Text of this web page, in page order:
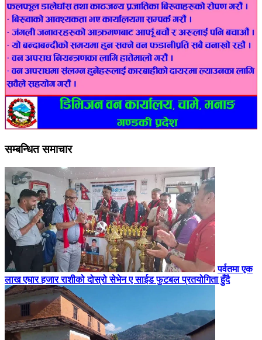
सम्बन्धित समाचार
पर्वतमा एक
लाख एघार हजार राशीको दोस्रो सेभेन ए साईड फुटबल प्रतयोगिता हुँदै